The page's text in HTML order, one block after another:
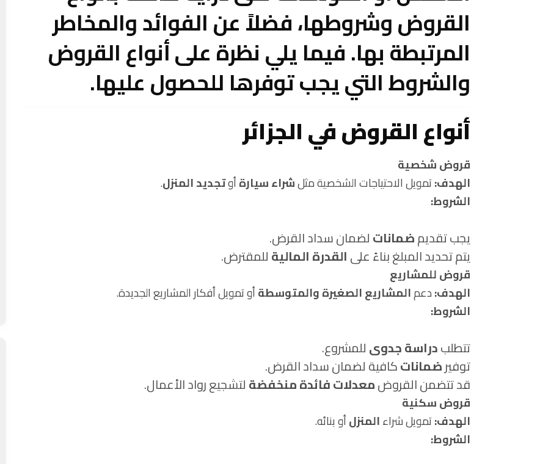
القروض وشروطها، فضلاً عن الفوائد والمخاطر
المرتبطة بها. فيما يلي نظرة على أنواع القروض
والشروط التي يجب توفرها للحصول عليها.
أنواع القروض في الجزائر
قروض شخصية
الهدف:تمويل الاحتياجات الشخصية مثلشراء سيارةأوتجديد المنزل.
الشروط:
يجب تقديمضماناتلضمان سداد القرض.
يتم تحديد المبلغ بناءً علىالقدرة الماليةللمقترض.
قروض للمشاريع
الهدف:دعمالمشاريع الصغيرة والمتوسطةأو تمويل أفكار المشاريع الجديدة.
الشروط:
تتطلبدراسة جدوىللمشروع.
توفيرضماناتكافية لضمان سداد القرض.
قد تتضمن القروضمعدلات فائدة منخفضةلتشجيع رواد الأعمال.
قروض سكنية
الهدف:تمويل شراءالمنزلأو بنائه.
الشروط: